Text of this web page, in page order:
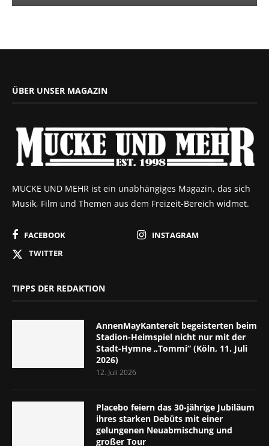
ÜBER UNSER MAGAZIN
MUCKE UND MEHR ist ein unabhängiges Magazin, das sich
Musik, Film und Themen aus dem Freizeit-Bereich widmet.
FACEBOOK
INSTAGRAM
TWITTER
TIPPS DER REDAKTION
AnnenMayKantereit begeisterten beim
Stadion-Heimspiel nicht nur mit der
Stadt-Hymne „Tommi“ (Köln, 11. Juli
2026)
12. Juli 2026
Placebo feiern das 30-jährige Jubiläum
ihres starken Debüts mit einer
gelungenen Neuabmischung und
großer Tour